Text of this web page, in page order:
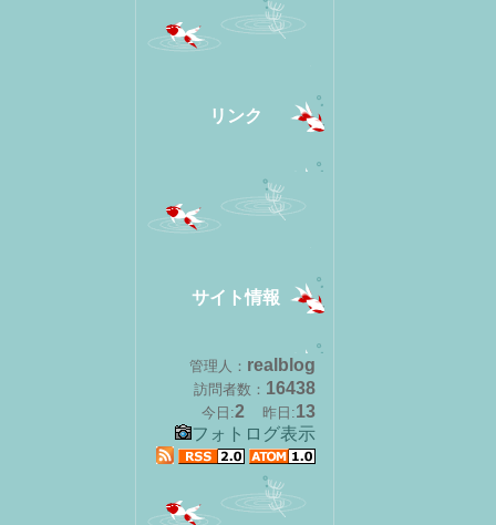
リンク
サイト情報
管理人： realblog
訪問者数： 16438
今日:2 昨日:13
フォトログ表示